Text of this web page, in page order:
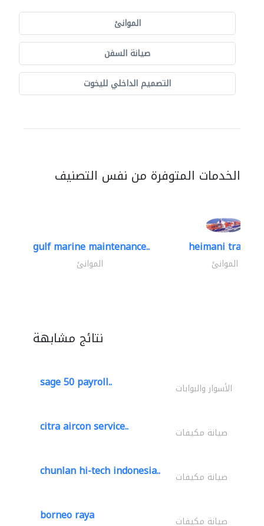
الموانئ
صيانة السفن
التصميم الداخلي لليخوت
الخدمات المتوفرة من نفس التصنيف
gulf marine maintenance..
الموانئ
heimani trading
الموانئ
نتائج مشابهة
sage 50 payroll.. الأسوار والبوابات
citra aircon service.. صيانة مكيفات
chunlan hi-tech indonesia.. صيانة مكيفات
borneo raya صيانة مكيفات